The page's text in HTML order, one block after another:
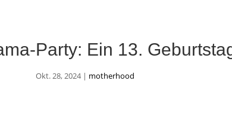
Party: Ein 13.
Okt. 28, 2024| motherhood